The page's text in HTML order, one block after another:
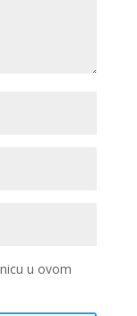
u ovom